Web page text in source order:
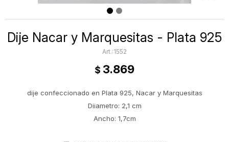
Dije Nacar y Marquesitas - Plata 925
1552
$ 3.869
dije confeccionado en Plata 925, Nacar y Marquesitas
Diiametro: 2,1 cm
Ancho: 1,7cm